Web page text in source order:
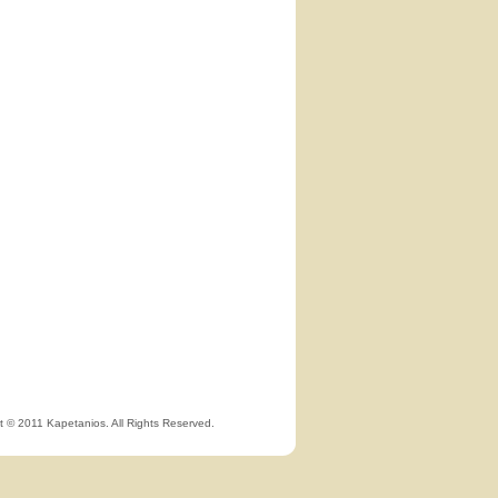
© 2011 Kapetanios. All Rights Reserved.